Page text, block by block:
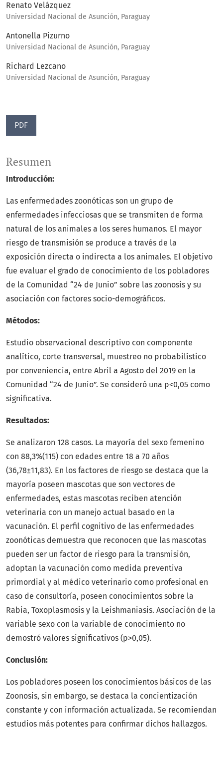
Renato Velázquez
Universidad Nacional de Asunción, Paraguay
Antonella Pizurno
Universidad Nacional de Asunción, Paraguay
Richard Lezcano
Universidad Nacional de Asunción, Paraguay
PDF
Resumen
Introducción:
Las enfermedades zoonóticas son un grupo de
enfermedades infecciosas que se transmiten de forma
natural de los animales a los seres humanos. El mayor
riesgo de transmisión se produce a través de la
exposición directa o indirecta a los animales. El objetivo
fue evaluar el grado de conocimiento de los pobladores
de la Comunidad “24 de Junio” sobre las zoonosis y su
asociación con factores socio-demográficos.
Métodos:
Estudio observacional descriptivo con componente
analítico, corte transversal, muestreo no probabilístico
por conveniencia, entre Abril a Agosto del 2019 en la
Comunidad “24 de Junio”. Se consideró una p<0,05 como
significativa.
Resultados:
Se analizaron 128 casos. La mayoría del sexo femenino
con 88,3%(115) con edades entre 18 a 70 años
(36,78±11,83). En los factores de riesgo se destaca que la
mayoría poseen mascotas que son vectores de
enfermedades, estas mascotas reciben atención
veterinaria con un manejo actual basado en la
vacunación. El perfil cognitivo de las enfermedades
zoonóticas demuestra que reconocen que las mascotas
pueden ser un factor de riesgo para la transmisión,
adoptan la vacunación como medida preventiva
primordial y al médico veterinario como profesional en
caso de consultoría, poseen conocimientos sobre la
Rabia, Toxoplasmosis y la Leishmaniasis. Asociación de la
variable sexo con la variable de conocimiento no
demostró valores significativos (p>0,05).
Conclusión:
Los pobladores poseen los conocimientos básicos de las
Zoonosis, sin embargo, se destaca la concientización
constante y con información actualizada. Se recomiendan
estudios más potentes para confirmar dichos hallazgos.